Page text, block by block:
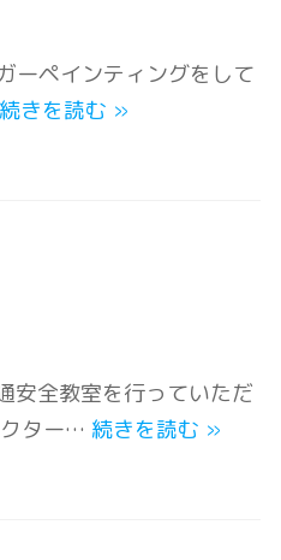
ペインティングをして
続きを読む »
安全教室を行っていただ
ター… 続きを読む »